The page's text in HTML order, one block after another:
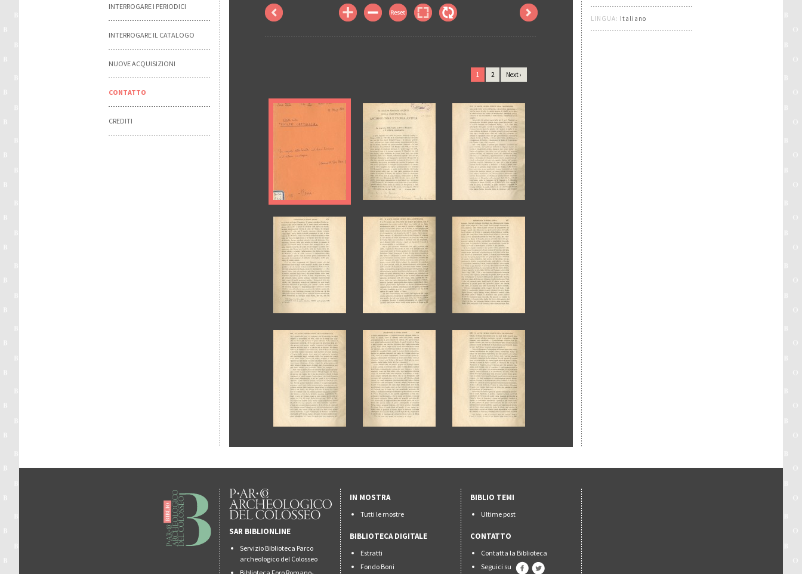
INTERROGARE I PERIODICI
INTERROGARE IL CATALOGO
NUOVE ACQUISIZIONI
CONTATTO
CREDITI
1 2 Next ›
LINGUA: Italiano
SAR BIBLIONLINE
Servizio Biblioteca Parco
archeologico del Colosseo
IN MOSTRA
Tutti le mostre
BIBLIOTECA DIGITALE
Estratti
Fondo Boni
BIBLIO TEMI
Ultime post
CONTATTO
Contatta la Biblioteca
Seguici su